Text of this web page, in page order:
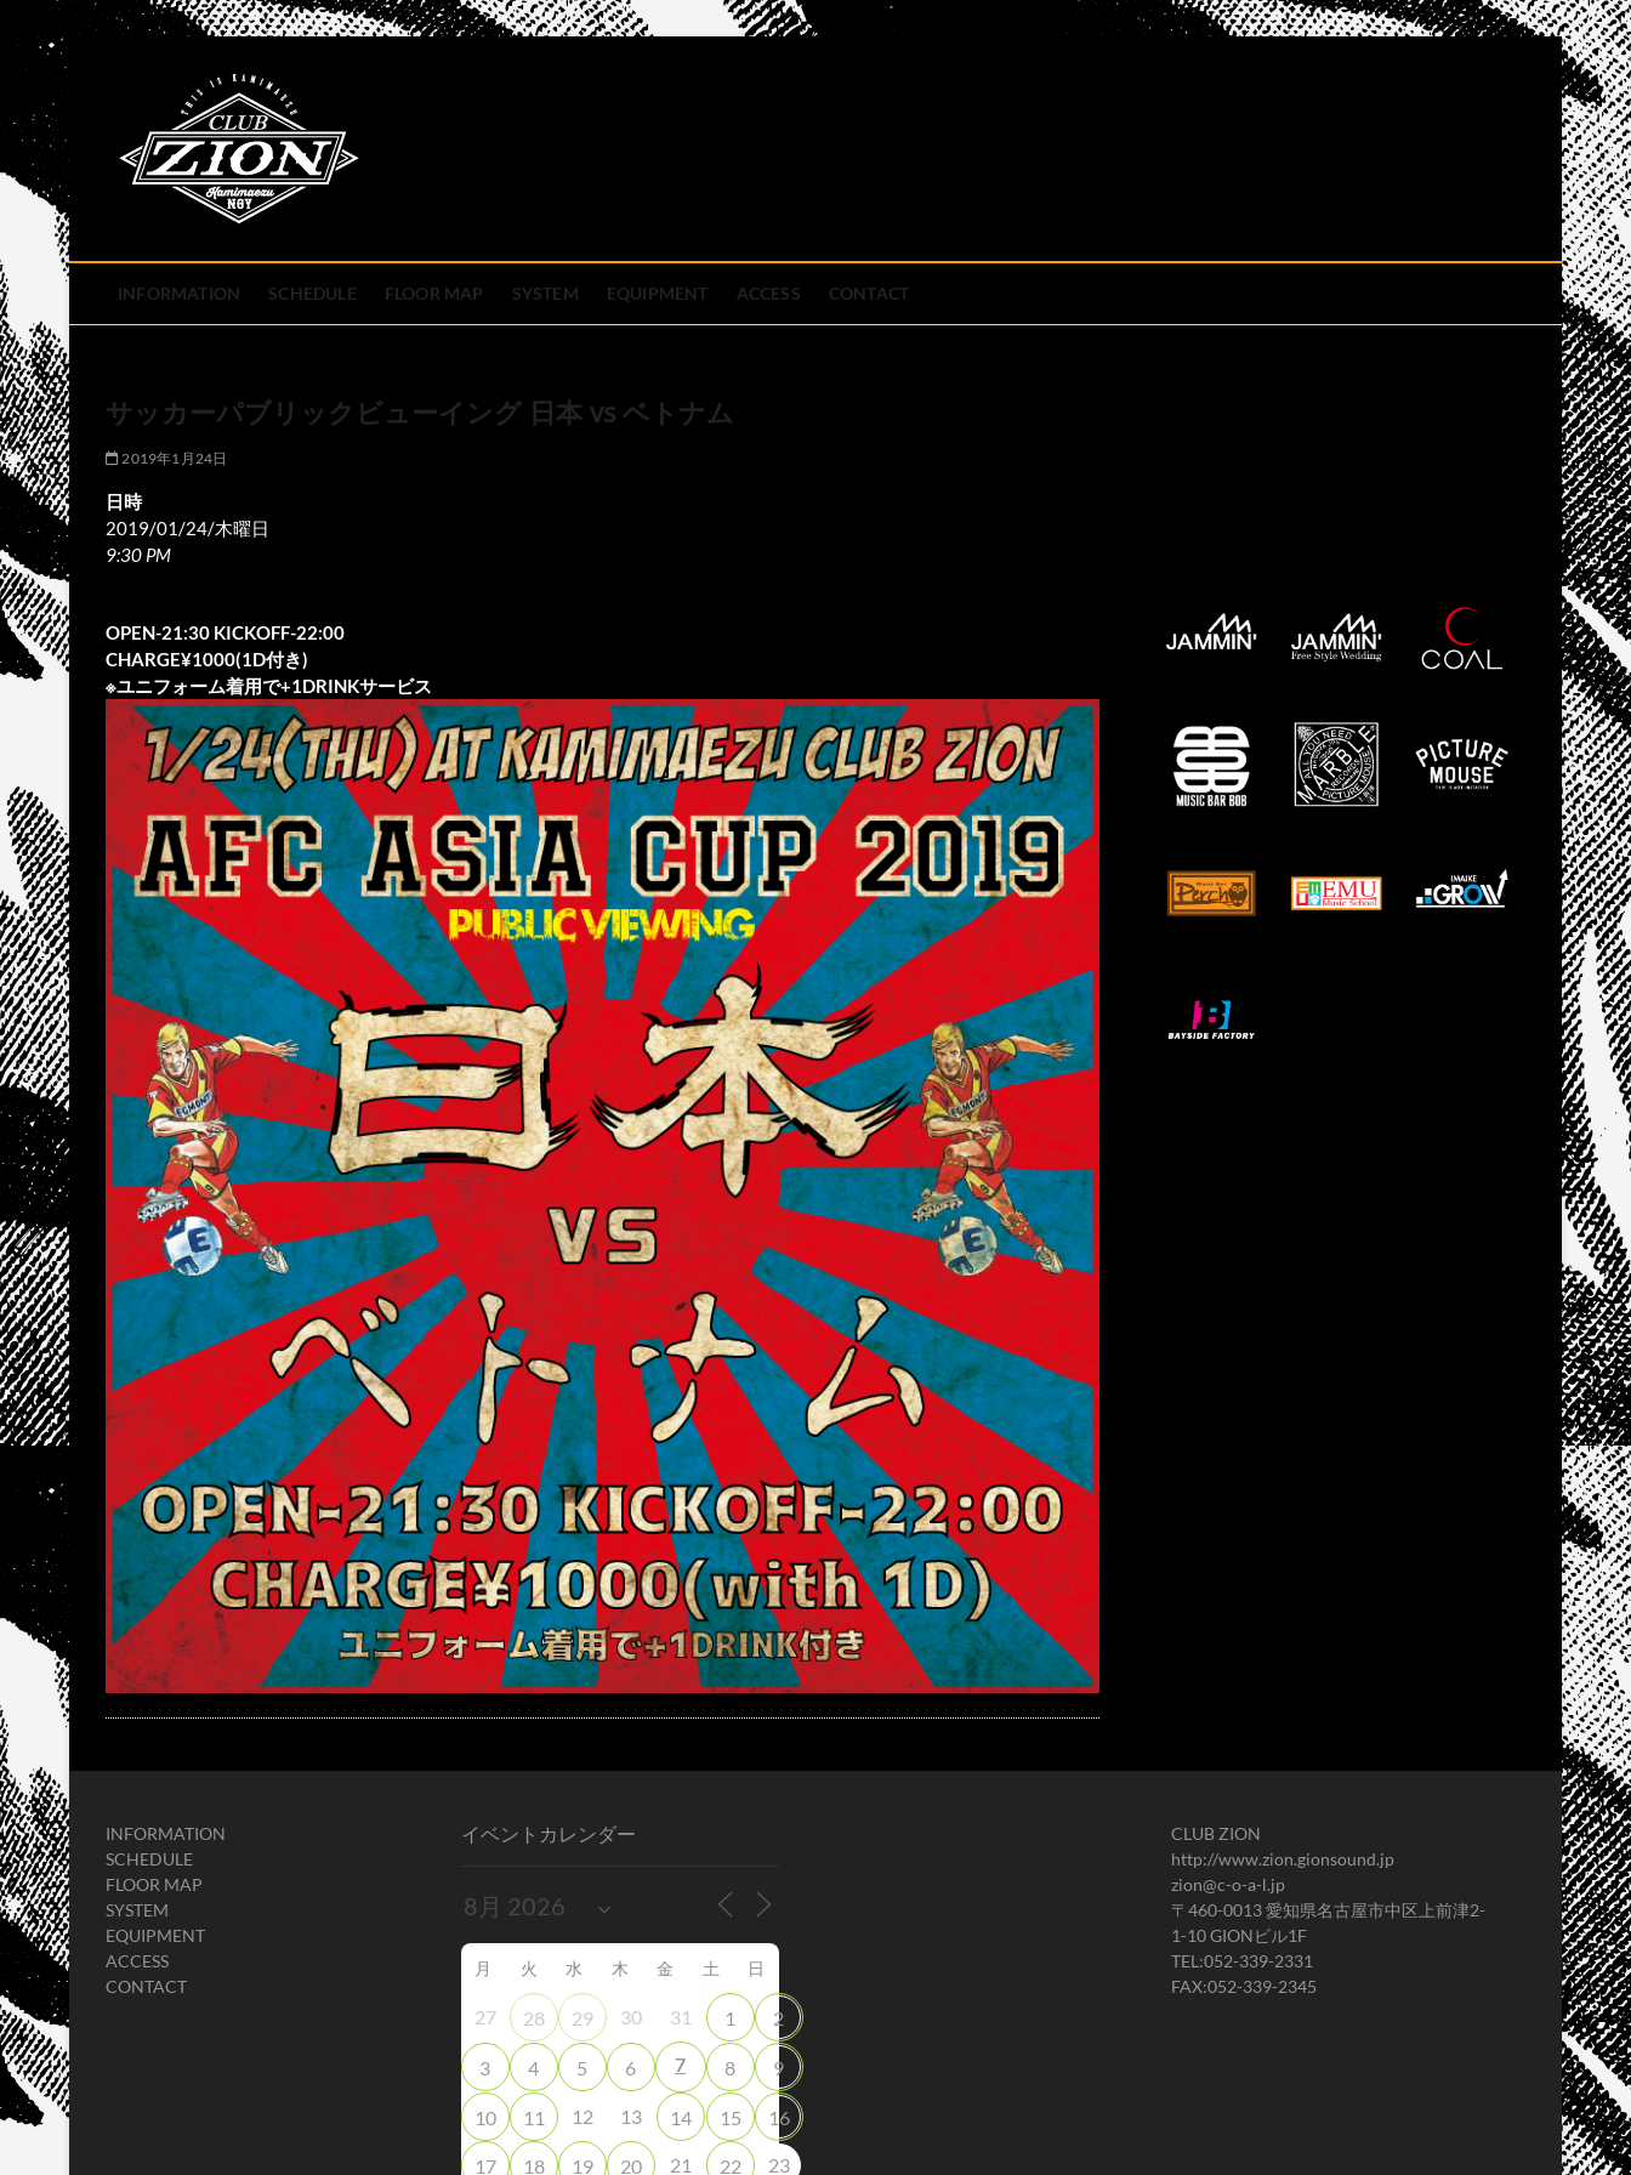
content
INFORMATION SCHEDULE FLOOR MAP SYSTEM EQUIPMENT ACCESS CONTACT
サッカーパブリックビューイング 日本 vs ベトナム
2019年1月24日
日時
2019/01/24/木曜日
9:30 PM
OPEN-21:30 KICKOFF-22:00
CHARGE¥1000(1D付き)
※ユニフォーム着用で+1DRINKサービス
INFORMATION
SCHEDULE
FLOOR MAP
SYSTEM
EQUIPMENT
ACCESS
CONTACT
イベントカレンダー
月 火 水 木 金 土 日
27 28 29 30 31 1 2
3 4 5 6 7 8 9
10 11 12 13 14 15 16
17 18 19 20 21 22 23
CLUB ZION
http://www.zion.gionsound.jp
zion@c-o-a-l.jp
〒460-0013 愛知県名古屋市中区上前津2-
1-10 GIONビル1F
TEL:052-339-2331
FAX:052-339-2345